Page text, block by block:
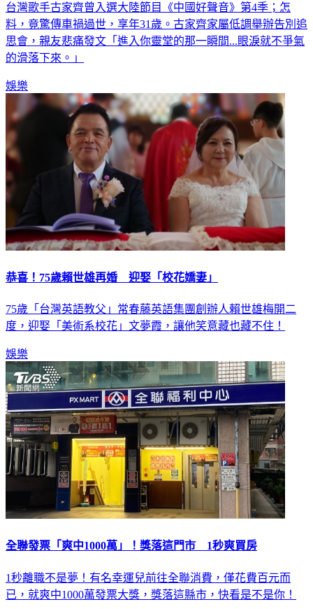
台灣歌手古家齊曾入選大陸節目《中國好聲音》第4季；怎
料，竟驚傳車禍過世，享年31歲。古家齊家屬低調舉辦告別追
思會，親友悲痛發文「進入你靈堂的那一瞬間...眼淚就不爭氣
的滑落下來。」
娛樂
恭喜！75歲賴世雄再婚 迎娶「校花嬌妻」
75歲「台灣英語教父」常春藤英語集團創辦人賴世雄梅開二
度，迎娶「美術系校花」文夢霞，讓他笑意藏也藏不住！
娛樂
全聯發票「爽中1000萬」！獎落這門市 1秒爽買房
1秒離職不是夢！有名幸運兒前往全聯消費，僅花費百元而
已，就爽中1000萬發票大獎，獎落這縣市，快看是不是你！